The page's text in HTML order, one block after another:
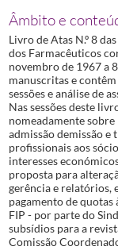
Âmbito e
Livro de Atas N.º 8
dos Farmacêuticos
novembro de 1967 a
manuscritas e
sessões e análise de
Nas sessões deste
nomeadamente
admissão demissão e
profissionais aos
interesses
proposta para
gerência e relatórios,
pagamento de
FIP - por parte do
subsídios para a
Comissão